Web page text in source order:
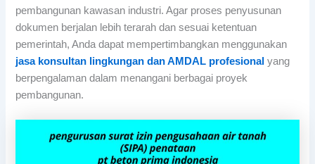
pembangunan kawasan industri. Agar proses penyusunan
dokumen berjalan lebih terarah dan sesuai ketentuan
pemerintah, Anda dapat mempertimbangkan menggunakan
jasa konsultan lingkungan dan AMDAL profesional yang
berpengalaman dalam menangani berbagai proyek
pembangunan.